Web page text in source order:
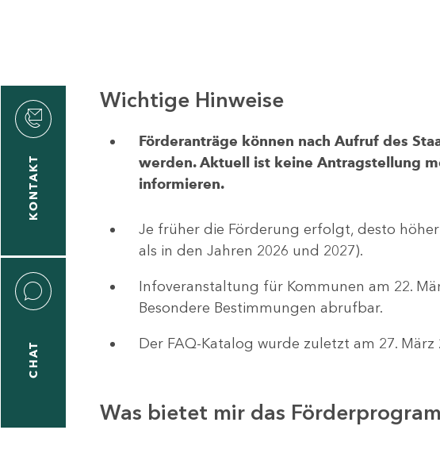
KONTAKT
CHAT
Wichtige Hinweise
Förderanträge können nach Aufruf des
werden. Aktuell ist keine Antragstellung
informieren.
Je früher die Förderung erfolgt, desto
als in den Jahren 2026 und 2027).
Infoveranstaltung für Kommunen am 22.
Besondere Bestimmungen abrufbar.
Der FAQ-Katalog wurde zuletzt am 27. März
Was bietet mir das